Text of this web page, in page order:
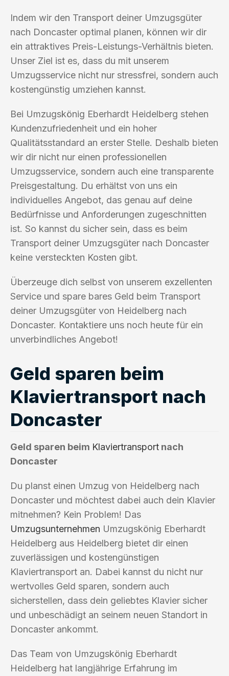
Indem wir den Transport deiner Umzugsgüter
nach Doncaster optimal planen, können wir dir
ein attraktives Preis-Leistungs-Verhältnis bieten.
Unser Ziel ist es, dass du mit unserem
Umzugsservice nicht nur stressfrei, sondern auch
kostengünstig umziehen kannst.
Bei Umzugskönig Eberhardt Heidelberg stehen
Kundenzufriedenheit und ein hoher
Qualitätsstandard an erster Stelle. Deshalb bieten
wir dir nicht nur einen professionellen
Umzugsservice, sondern auch eine transparente
Preisgestaltung. Du erhältst von uns ein
individuelles Angebot, das genau auf deine
Bedürfnisse und Anforderungen zugeschnitten
ist. So kannst du sicher sein, dass es beim
Transport deiner Umzugsgüter nach Doncaster
keine versteckten Kosten gibt.
Überzeuge dich selbst von unserem exzellenten
Service und spare bares Geld beim Transport
deiner Umzugsgüter von Heidelberg nach
Doncaster. Kontaktiere uns noch heute für ein
unverbindliches Angebot!
Geld sparen beim
Klaviertransport nach
Doncaster
Geld sparen beim Klaviertransport nach
Doncaster
Du planst einen Umzug von Heidelberg nach
Doncaster und möchtest dabei auch dein Klavier
mitnehmen? Kein Problem! Das
Umzugsunternehmen Umzugskönig Eberhardt
Heidelberg aus Heidelberg bietet dir einen
zuverlässigen und kostengünstigen
Klaviertransport an. Dabei kannst du nicht nur
wertvolles Geld sparen, sondern auch
sicherstellen, dass dein geliebtes Klavier sicher
und unbeschädigt an seinem neuen Standort in
Doncaster ankommt.
Das Team von Umzugskönig Eberhardt
Heidelberg hat langjährige Erfahrung im